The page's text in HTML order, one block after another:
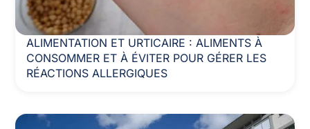
ALIMENTATION ET URTICAIRE : ALIMENTS À
CONSOMMER ET À ÉVITER POUR GÉRER LES
RÉACTIONS ALLERGIQUES